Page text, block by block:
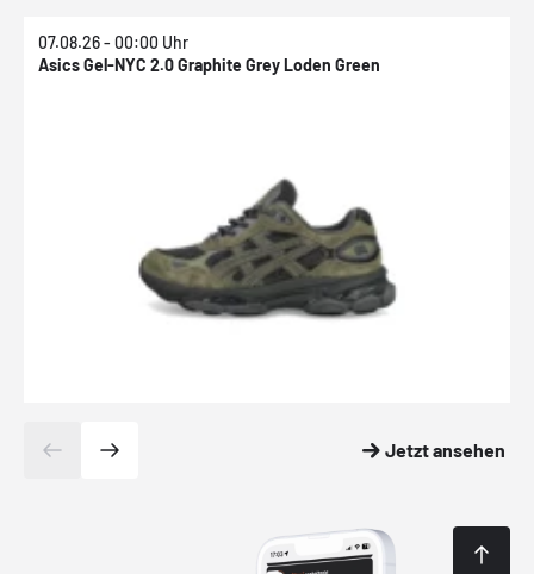
07.08.26 - 00:00 Uhr
Asics Gel-NYC 2.0 Graphite Grey Loden Green
Jetzt ansehen